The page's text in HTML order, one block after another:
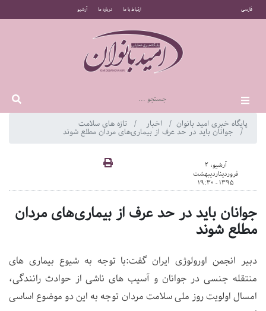
فارسی ارتباط با ما درباره ما آرشیو
پایگاه خبری امید بانوان اخبار تازه های سلامت
جوانان باید در حد عرف از بیماری‌های مردان مطلع شوند
آرشیو، 2
فروردیناردیبهشت
1395 - 19:30
جوانان باید در حد عرف از بیماری‌های مردان
مطلع شوند
دبیر انجمن اورولوژی ایران گفت:با توجه به شیوع بیماری های
منتقله جنسی در جوانان و آسیب های ناشی از حوادث رانندگی،
امسال اولویت روز ملی سلامت مردان توجه به این دو موضوع اساسی